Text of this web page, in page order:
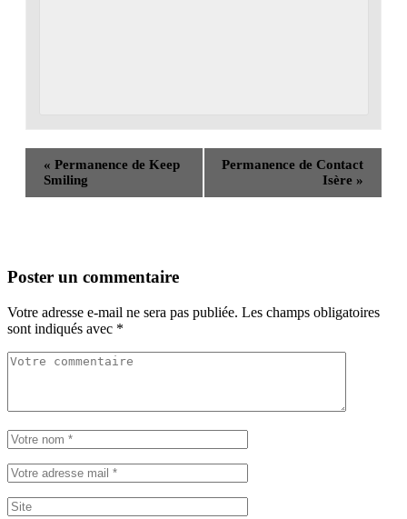
« Permanence de Keep
Smiling
Permanence de Contact
Isère »
Poster un commentaire
Votre adresse e-mail ne sera pas publiée. Les champs obligatoires
sont indiqués avec *